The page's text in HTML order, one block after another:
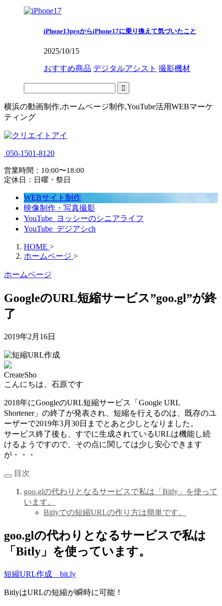
iPhone13proからiPhone17に乗り換えて気づいたこと
2025/10/15
おすすめ商品 デジタルアシスト 撮影機材
横浜の動画制作,ホームページ制作,YouTube活用WEBマーケ
ティング
050-1501-8120
営業時間：10:00〜18:00
定休日：日曜・祭日
WEBサイト制作
映像制作・写真撮影
YouTube_ヨッシーのシニアライフ
YouTube_デジアシch
HOME >
ホームページ >
ホームページ
GoogleのURL短縮サービス”goo.gl”が終
了
2019年2月16日
CreateSho
こんにちは、石原です
2018年にGoogleのURL短縮サービス「Google URL
Shortener」の終了が発表され、短縮を行えるのは、既存のユ
ーザーで2019年3月30日までとあと少しとなりました。
サービス終了後も、すでに生成されているURLは機能し続
けるようですので、その点に関しては少し安心できます
が・・・
目次
goo.glの代わりとなるサービスで私は「Bitly」を使って
います。
Bitlyでの短縮URLの作り方は簡単です。
goo.glの代わりとなるサービスで私は
「Bitly」を使っています。
短縮URL作成 bit.ly
BitlyはURLの短縮が瞬時に可能！